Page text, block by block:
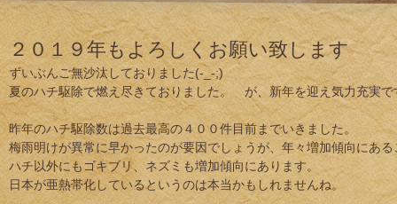
２０１９年もよろしくお願い致します
ずいぶんご無沙汰しておりました(-_-;)
夏のハチ駆除で燃え尽きておりました。 が、新年を迎え気力充実で
昨年のハチ駆除数は過去最高の４００件目前までいきました。
梅雨明けが異常に早かったのが要因でしょうが、年々増加傾向にあ
ハチ以外にもゴキブリ、ネズミも増加傾向にあります。
日本が亜熱帯化しているというのは本当かもしれませんね。